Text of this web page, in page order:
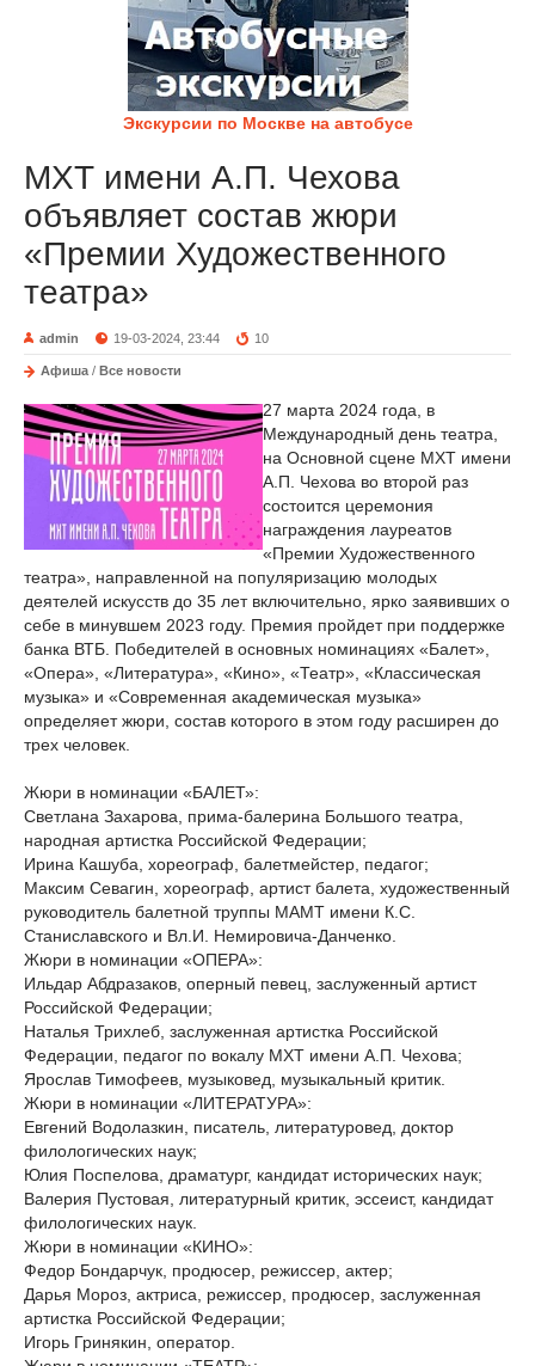
Экскурсии по Москве на автобусе
МХТ имени А.П. Чехова
объявляет состав жюри
«Премии Художественного
театра»
admin 19-03-2024, 23:44 10
Афиша / Все новости
27 марта 2024 года, в
Международный день театра,
на Основной сцене МХТ имени
А.П. Чехова во второй раз
состоится церемония
награждения лауреатов
«Премии Художественного
театра», направленной на популяризацию молодых
деятелей искусств до 35 лет включительно, ярко заявивших о
себе в минувшем 2023 году. Премия пройдет при поддержке
банка ВТБ. Победителей в основных номинациях «Балет»,
«Опера», «Литература», «Кино», «Театр», «Классическая
музыка» и «Современная академическая музыка»
определяет жюри, состав которого в этом году расширен до
трех человек.
Жюри в номинации «БАЛЕТ»:
Светлана Захарова, прима-балерина Большого театра,
народная артистка Российской Федерации;
Ирина Кашуба, хореограф, балетмейстер, педагог;
Максим Севагин, хореограф, артист балета, художественный
руководитель балетной труппы МАМТ имени К.С.
Станиславского и Вл.И. Немировича-Данченко.
Жюри в номинации «ОПЕРА»:
Ильдар Абдразаков, оперный певец, заслуженный артист
Российской Федерации;
Наталья Трихлеб, заслуженная артистка Российской
Федерации, педагог по вокалу МХТ имени А.П. Чехова;
Ярослав Тимофеев, музыковед, музыкальный критик.
Жюри в номинации «ЛИТЕРАТУРА»:
Евгений Водолазкин, писатель, литературовед, доктор
филологических наук;
Юлия Поспелова, драматург, кандидат исторических наук;
Валерия Пустовая, литературный критик, эссеист, кандидат
филологических наук.
Жюри в номинации «КИНО»:
Федор Бондарчук, продюсер, режиссер, актер;
Дарья Мороз, актриса, режиссер, продюсер, заслуженная
артистка Российской Федерации;
Игорь Гринякин, оператор.